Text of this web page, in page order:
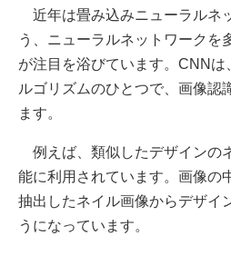
近年は畳み込みニューラルネ
う、ニューラルネットワークを
が注目を浴びています。CNN
ルゴリズムのひとつで、画像認
ます。
例えば、類似したデザインの
能に利用されています。画像の
抽出したネイル画像からデザイ
うになっています。